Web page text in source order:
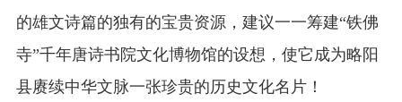
的雄文诗篇的独有的宝贵资源，建议一一筹建“铁佛
寺”千年唐诗书院文化博物馆的设想，使它成为略阳
县赓续中华文脉一张珍贵的历史文化名片！